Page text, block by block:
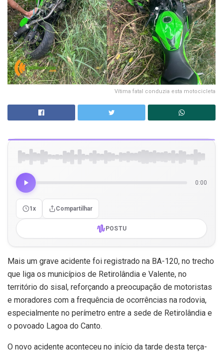
Vítima fatal conduzia esta motocicleta
0:00
1x Compartilhar
POSTU
Mais um grave acidente foi registrado na BA-120, no trecho
que liga os municípios de Retirolândia e Valente, no
território do sisal, reforçando a preocupação de motoristas
e moradores com a frequência de ocorrências na rodovia,
especialmente no perímetro entre a sede de Retirolândia e
o povoado Lagoa do Canto.
O novo acidente aconteceu no início da tarde desta terça-